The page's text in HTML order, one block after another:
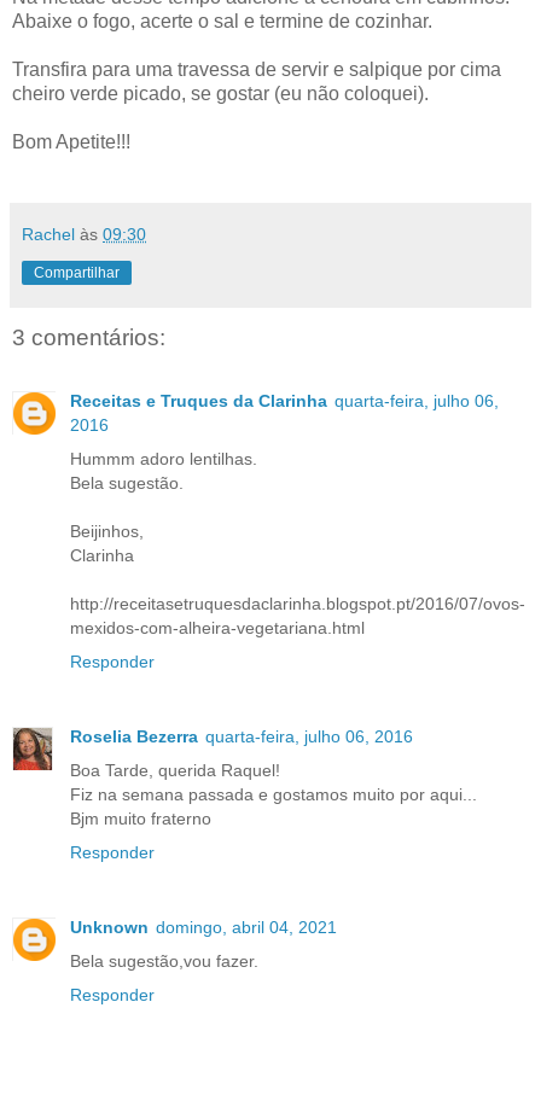
Abaixe o fogo, acerte o sal e termine de cozinhar.
Transfira para uma travessa de servir e salpique por cima
cheiro verde picado, se gostar (eu não coloquei).
Bom Apetite!!!
Rachel às 09:30
Compartilhar
3 comentários:
Receitas e Truques da Clarinha quarta-feira, julho 06,
2016
Hummm adoro lentilhas.
Bela sugestão.
Beijinhos,
Clarinha
http://receitasetruquesdaclarinha.blogspot.pt/2016/07/ovos-
mexidos-com-alheira-vegetariana.html
Responder
Roselia Bezerra quarta-feira, julho 06, 2016
Boa Tarde, querida Raquel!
Fiz na semana passada e gostamos muito por aqui...
Bjm muito fraterno
Responder
Unknown domingo, abril 04, 2021
Bela sugestão,vou fazer.
Responder